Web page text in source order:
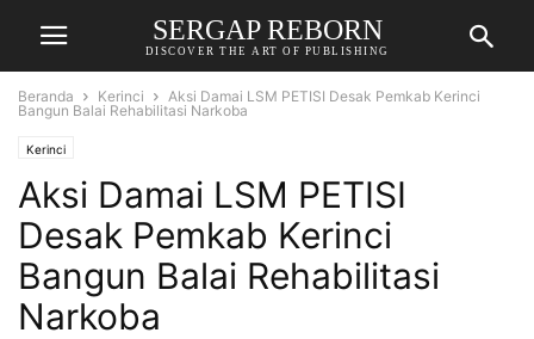
SERGAP REBORN
DISCOVER THE ART OF PUBLISHING
Beranda Kerinci
Aksi Damai LSM PETISI Desak Pemkab Kerinci
Bangun Balai Rehabilitasi Narkoba
Kerinci
Aksi Damai LSM PETISI
Desak Pemkab Kerinci
Bangun Balai Rehabilitasi
Narkoba